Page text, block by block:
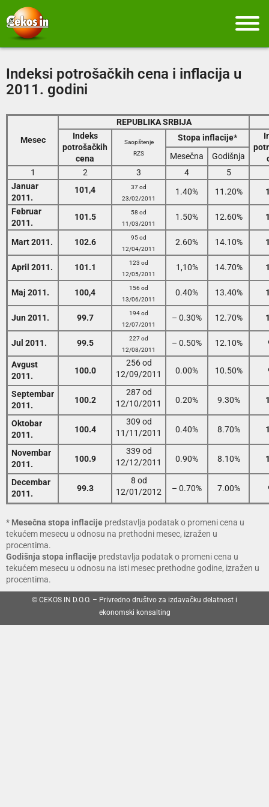
Indeksi potrošačkih cena i inflacija u
2011. godini
Mesec
REPUBLIKA SRBIJA
Indeks
potrošačkih
cena
Saopštenje
RZS
Stopa inflacije*
Mesečna
Godišnja
1
2 3 4
5
Januar
2011.
101,4
37 od
23/02/2011
1.40% 11.20%
Februar
2011.
101.5
58 od
11/03/2011
1.50% 12.60%
Mart 2011. 102.6
95 od
12/04/2011
2.60% 14.10%
April 2011. 101.1
123 od
12/05/2011
1,10% 14.70%
Maj 2011. 100,4
156 od
13/06/2011
0.40% 13.40%
Jun 2011. 99.7
194 od
12/07/2011
– 0.30% 12.70%
Jul 2011. 99.5
227 od
12/08/2011
– 0.50% 12.10%
Avgust
2011.
100.0
256 od
12/09/2011
0.00% 10.50%
Septembar
2011.
100.2
287 od
12/10/2011
0.20% 9.30%
Oktobar
2011.
100.4
309 od
11/11/2011
0.40% 8.70%
Novembar
2011.
100.9
339 od
12/12/2011
0.90% 8.10%
Decembar
2011.
99.3
8 od
12/01/2012
– 0.70% 7.00%
* Mesečna stopa inflacije predstavlja podatak o promeni cena u
tekućem mesecu u odnosu na prethodni mesec, izražen u
procentima.
Godišnja stopa inflacije predstavlja podatak o promeni cena u
tekućem mesecu u odnosu na isti mesec prethodne godine, izražen u
procentima.
© CEKOS IN D.O.O. – Privredno društvo za izdavačku delatnost i
ekonomski konsalting